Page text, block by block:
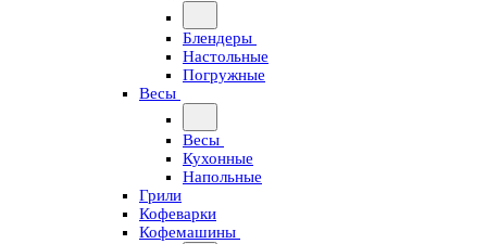
Блендеры
Настольные
Погружные
Весы
Весы
Кухонные
Напольные
Грили
Кофеварки
Кофемашины